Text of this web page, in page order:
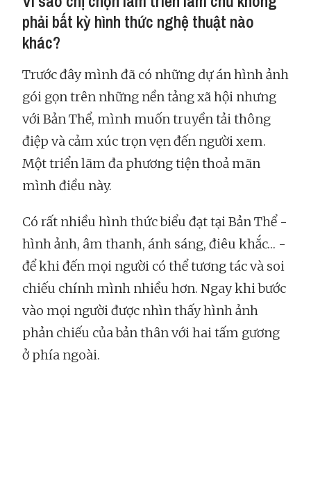
phải bất kỳ hình thức nghệ thuật nào
khác?
Trước đây mình đã có những dự án hình ảnh
gói gọn trên những nền tảng xã hội nhưng
với Bản Thể, mình muốn truyền tải thông
điệp và cảm xúc trọn vẹn đến người xem.
Một triển lãm đa phương tiện thoả mãn
mình điều này.
Có rất nhiều hình thức biểu đạt tại Bản Thể -
hình ảnh, âm thanh, ánh sáng, điêu khắc… -
để khi đến mọi người có thể tương tác và soi
chiếu chính mình nhiều hơn. Ngay khi bước
vào mọi người được nhìn thấy hình ảnh
phản chiếu của bản thân với hai tấm gương
ở phía ngoài.